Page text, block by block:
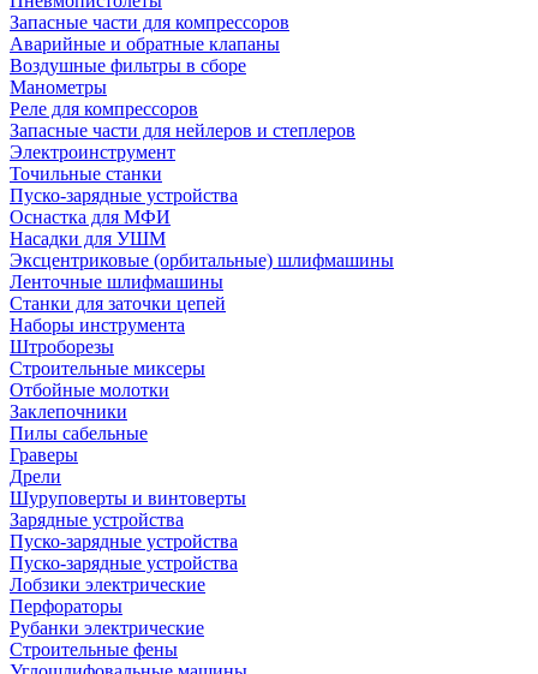
Запасные части для компрессоров
Аварийные и обратные клапаны
Воздушные фильтры в сборе
Манометры
Реле для компрессоров
Запасные части для нейлеров и степлеров
Электроинструмент
Точильные станки
Пуско-зарядные устройства
Оснастка для МФИ
Насадки для УШМ
Эксцентриковые (орбитальные) шлифмашины
Ленточные шлифмашины
Станки для заточки цепей
Наборы инструмента
Штроборезы
Строительные миксеры
Отбойные молотки
Заклепочники
Пилы сабельные
Граверы
Дрели
Шуруповерты и винтоверты
Зарядные устройства
Пуско-зарядные устройства
Пуско-зарядные устройства
Лобзики электрические
Перфораторы
Рубанки электрические
Строительные фены